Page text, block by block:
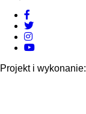
Twitter
Instagram
YouTube
Projekt i wykonanie: